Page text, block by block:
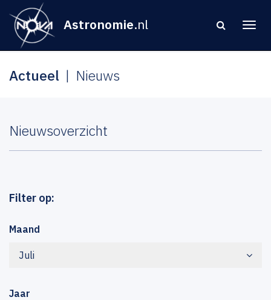
Astronomie.nl
Actueel Nieuws
Nieuwsoverzicht
Filter op:
Maand
Juli
Jaar